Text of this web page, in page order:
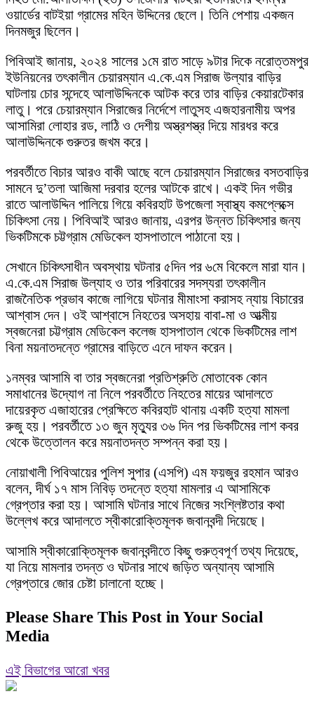
ওয়ার্ডের বাটইয়া গ্রামের মহিন উদ্দিনের ছেলে। তিনি পেশায় একজন
দিনমজুর ছিলেন।
পিবিআই জানায়, ২০২৪ সালের ১মে রাত সাড়ে ৯টার দিকে নরোত্তমপুর
ইউনিয়নের তৎকালীন চেয়ারম্যান এ.কে.এম সিরাজ উল্যার বাড়ির
ঘাটলায় চোর সন্দেহে আলাউদ্দিনকে আটক করে তার বাড়ির কেয়ারটেকার
লাতু। পরে চেয়ারম্যান সিরাজের নির্দেশে লাতুসহ এজহারনামীয় অপর
আসামিরা লোহার রড, লাঠি ও দেশীয় অস্ত্রশস্ত্র দিয়ে মারধর করে
আলাউদ্দিনকে গুরুতর জখম করে।
পরবর্তীতে বিচার আরও বাকী আছে বলে চেয়ারম্যান সিরাজের বসতবাড়ির
সামনে দু’তলা আজিমা দরবার হলের আটকে রাখে। একই দিন গভীর
রাতে আলাউদ্দিন পালিয়ে গিয়ে কবিরহাট উপজেলা স্বাস্থ্য কমপ্লেক্সে
চিকিৎসা নেয়। পিবিআই আরও জানায়, এরপর উন্নত চিকিৎসার জন্য
ভিকটিমকে চট্টগ্রাম মেডিকেল হাসপাতালে পাঠানো হয়।
সেখানে চিকিৎসাধীন অবস্থায় ঘটনার ৫দিন পর ৬মে বিকেলে মারা যান।
এ.কে.এম সিরাজ উল্যাহ ও তার পরিবারের সদস্যরা তৎকালীন
রাজনৈতিক প্রভাব কাজে লাগিয়ে ঘটনার মীমাংসা করাসহ ন্যায় বিচারের
আশ্বাস দেন। ওই আশ্বাসে নিহতের অসহায় বাবা-মা ও আত্মীয়
স্বজনেরা চট্টগ্রাম মেডিকেল কলেজ হাসপাতাল থেকে ভিকটিমের লাশ
বিনা ময়নাতদন্তে গ্রামের বাড়িতে এনে দাফন করেন।
১নম্বর আসামি বা তার স্বজনেরা প্রতিশ্রুতি মোতাবেক কোন
সমাধানের উদ্যোগ না নিলে পরবর্তীতে নিহতের মায়ের আদালতে
দায়েরকৃত এজাহারের প্রেক্ষিতে কবিরহাট থানায় একটি হত্যা মামলা
রুজু হয়। পরবর্তীতে ১৩ জুন মৃত্যুর ৩৬ দিন পর ভিকটিমের লাশ কবর
থেকে উত্তোলন করে ময়নাতদন্ত সম্পন্ন করা হয়।
নোয়াখালী পিবিআয়ের পুলিশ সুপার (এসপি) এম ফয়জুর রহমান আরও
বলেন, দীর্ঘ ১৭ মাস নিবিড় তদন্তে হত্যা মামলার এ আসামিকে
গ্রেপ্তার করা হয়। আসামি ঘটনার সাথে নিজের সংশ্লিষ্টতার কথা
উল্লেখ করে আদালতে স্বীকারোক্তিমূলক জবানবন্দী দিয়েছে।
আসামি স্বীকারোক্তিমূলক জবানবন্দীতে কিছু গুরুত্বপূর্ণ তথ্য দিয়েছে,
যা নিয়ে মামলার তদন্ত ও ঘটনার সাথে জড়িত অন্যান্য আসামি
গ্রেপ্তারে জোর চেষ্টা চালানো হচ্ছে।
Please Share This Post in Your Social
Media
এই বিভাগের আরো খবর